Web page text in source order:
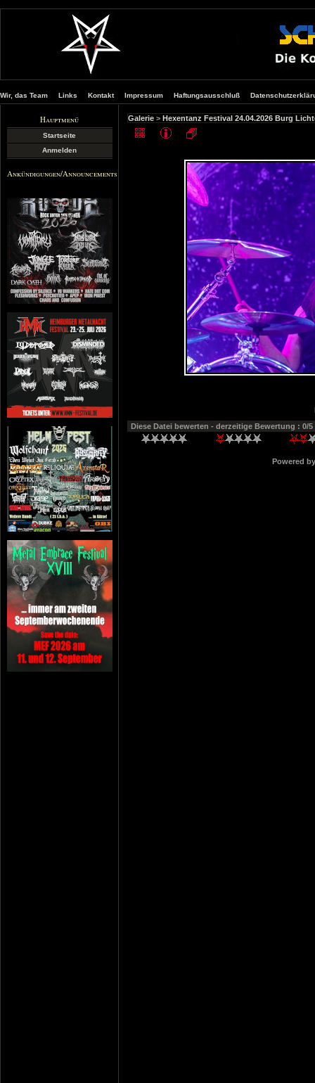
Wir, das Team Links Kontakt Impressum Haftungsausschluß
Hauptmenü
Startseite
Anmelden
Ankündigungen/Announcements
Galerie > Hexentanz Festival 24.04.2026 Burg
Diese Datei bewerten - derzeitige Bewertung : 0/
Powered